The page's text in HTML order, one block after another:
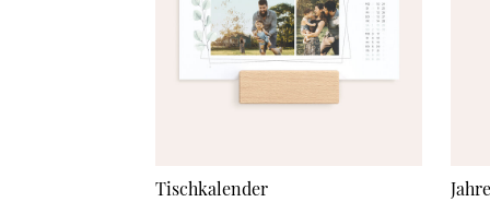
Tischkalender